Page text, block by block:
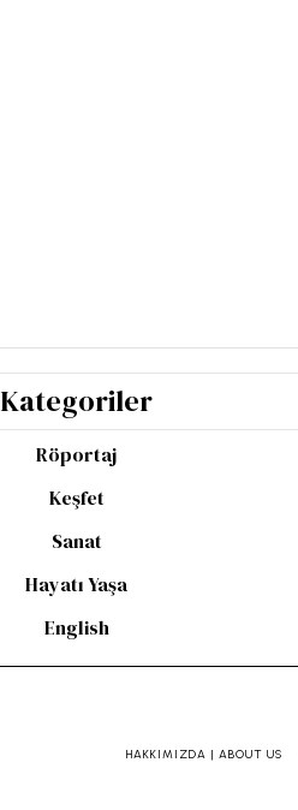
Kategoriler
Röportaj
Keşfet
Sanat
Hayatı Yaşa
English
HAKKIMIZDA | ABOUT US